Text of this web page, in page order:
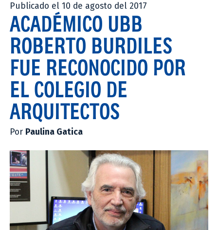
Publicado el 10 de agosto del 2017
ACADÉMICO UBB
ROBERTO BURDILES
FUE RECONOCIDO POR
EL COLEGIO DE
ARQUITECTOS
Por Paulina Gatica